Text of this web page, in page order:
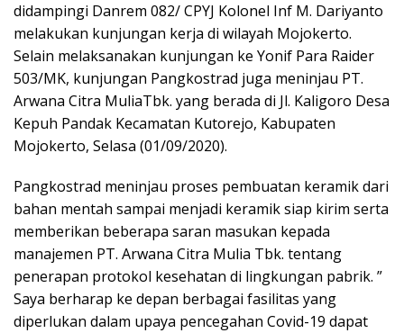
didampingi Danrem 082/ CPYJ Kolonel Inf M. Dariyanto
melakukan kunjungan kerja di wilayah Mojokerto.
Selain melaksanakan kunjungan ke Yonif Para Raider
503/MK, kunjungan Pangkostrad juga meninjau PT.
Arwana Citra MuliaTbk. yang berada di Jl. Kaligoro Desa
Kepuh Pandak Kecamatan Kutorejo, Kabupaten
Mojokerto, Selasa (01/09/2020).
Pangkostrad meninjau proses pembuatan keramik dari
bahan mentah sampai menjadi keramik siap kirim serta
memberikan beberapa saran masukan kepada
manajemen PT. Arwana Citra Mulia Tbk. tentang
penerapan protokol kesehatan di lingkungan pabrik. ”
Saya berharap ke depan berbagai fasilitas yang
diperlukan dalam upaya pencegahan Covid-19 dapat